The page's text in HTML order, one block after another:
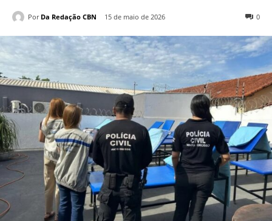
Por Da Redação CBN 15 de maio de 2026 0